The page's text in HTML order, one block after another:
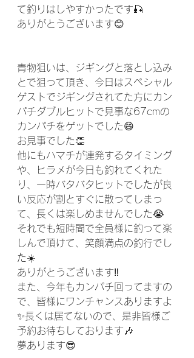
て釣りはしやすかったです🎣
ありがとうございます😊
青物狙いは、ジギングと落とし込み
とで狙って頂き、今日はスペシャル
ゲストでジギングされてた方にカン
パチダブルヒットで見事な67cmの
カンパチをゲットでした😄
お見事でした👏
他にもハマチが連発するタイミング
や、ヒラメが今日も釣れてくれた
り、一時バタバタヒットでしたが良
い反応が割とすぐに散ってしまっ
て、長くは楽しめませんでした😭
それでも短時間で全員様に釣って楽
しんで頂けて、笑顔満点の釣行でし
た☀️
ありがとうございます‼️
また、今年もカンパチ回ってますの
で、皆様にワンチャンスありますよ
✨長くは居てないので、是非皆様ご
予約お待ちしております🎶
夢あります😎